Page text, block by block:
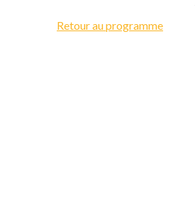
Retour au programme